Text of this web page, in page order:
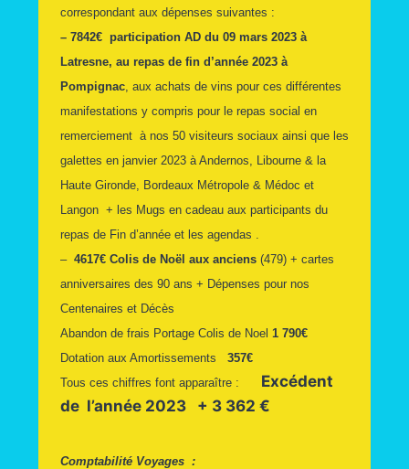
correspondant aux dépenses suivantes :
– 7842€ participation AD du 09 mars 2023 à
Latresne, au repas de fin d’année 2023 à
Pompignac, aux achats de vins pour ces différentes
manifestations y compris pour le repas social en
remerciement à nos 50 visiteurs sociaux ainsi que les
galettes en janvier 2023 à Andernos, Libourne & la
Haute Gironde, Bordeaux Métropole & Médoc et
Langon + les Mugs en cadeau aux participants du
repas de Fin d’année et les agendas .
– 4617€ Colis de Noël aux anciens(479) + cartes
anniversaires des 90 ans + Dépenses pour nos
Centenaires et Décès
Abandon de frais Portage Colis de Noel 1 790€
Dotation aux Amortissements 357€
Tous ces chiffres font apparaître : Excédent
de l’année 2023 + 3 362 €
Comptabilité Voyages :